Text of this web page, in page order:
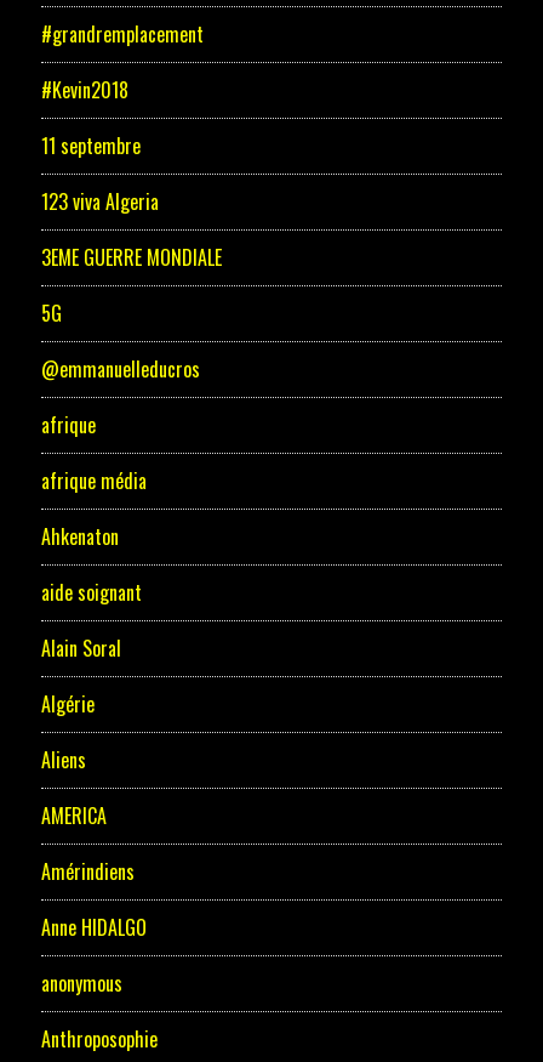
#grandremplacement
#Kevin2018
11 septembre
123 viva Algeria
3EME GUERRE MONDIALE
5G
@emmanuelleducros
afrique
afrique média
Ahkenaton
aide soignant
Alain Soral
Algérie
Aliens
AMERICA
Amérindiens
Anne HIDALGO
anonymous
Anthroposophie